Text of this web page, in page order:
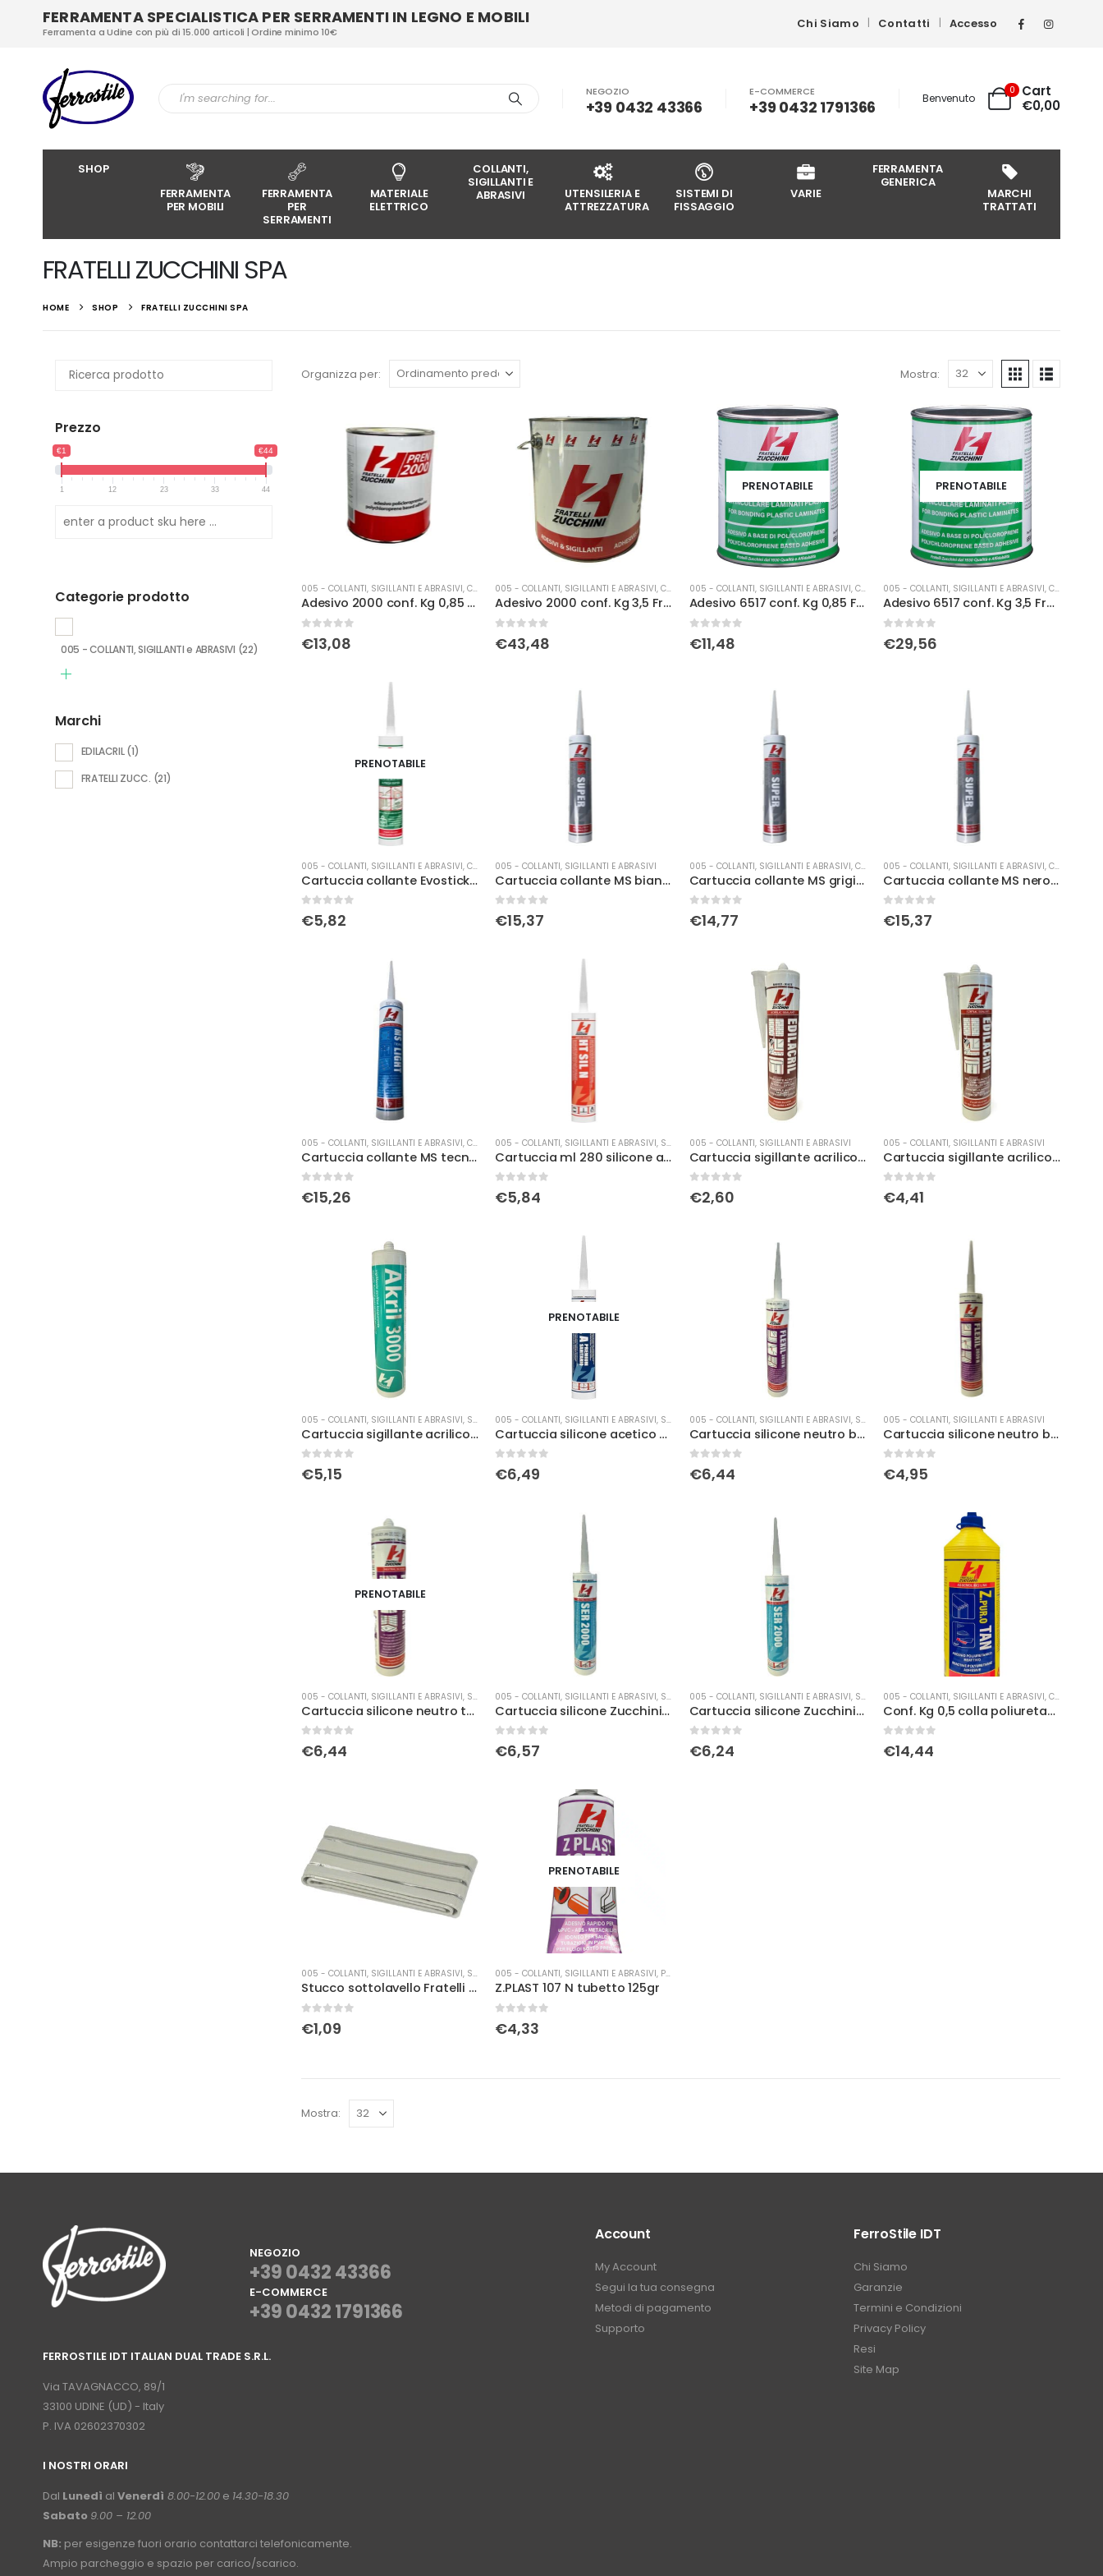
FERRAMENTA SPECIALISTICA PER SERRAMENTI IN LEGNO E MOBILI
Ferramenta a Udine con più di 15.000 articoli | Ordine minimo 10€
Chi Siamo Contatti Accesso
NEGOZIO
+39 0432 43366
E-COMMERCE
+39 0432 1791366 Benvenuto
0
Cart
€0,00
SHOP
FERRAMENTA
PER MOBILI
FERRAMENTA
PER
SERRAMENTI
MATERIALE
ELETTRICO
COLLANTI,
SIGILLANTI E
ABRASIVI
UTENSILERIA E
ATTREZZATURA
SISTEMI DI
FISSAGGIO
VARIE
FERRAMENTA
GENERICA
MARCHI
TRATTATI
FRATELLI ZUCCHINI SPA
HOME SHOP FRATELLI ZUCCHINI SPA
Organizza per: Mostra:
005 - COLLANTI, SIGILLANTI E ABRASIVI, COLLE
Adesivo 2000 conf. Kg 0,85 Fratelli Zucchini
Su 5
€13,08
005 - COLLANTI, SIGILLANTI E ABRASIVI,COLLE
Adesivo 2000 conf. Kg 3,5 Fratelli Zucchini
Su 5
€43,48
PRENOTABILE
005 - COLLANTI, SIGILLANTI E ABRASIVI, COLLE
Adesivo 6517 conf. Kg 0,85 Fratelli Zucchini
€11,48
PRENOTABILE
005 - COLLANTI, SIGILLANTI E ABRASIVI, COLLE
Adesivo 6517 conf. Kg 3,5 Fratelli Zucchini
Su 5
€29,56
PRENOTABILE
005 - COLLANTI, SIGILLANTI E ABRASIVI, COLLE
Cartuccia collante Evostick GP 36 Fratelli Zucchini
Su 5
€5,82
005 - COLLANTI, SIGILLANTI E ABRASIVI
Cartuccia collante MS bianco Fratelli Zucchini
Su 5
€15,37
005 - COLLANTI, SIGILLANTI E ABRASIVI, COLLE
Cartuccia collante MS grigio Fratelli Zucchini
Su 5
€14,77
005 - COLLANTI, SIGILLANTI E ABRASIVI, COLLE
Cartuccia collante MS nero Fratelli Zucchini
Su 5
€15,37
005 - COLLANTI, SIGILLANTI E ABRASIVI, COLLE
Cartuccia collante MS tecno light Fratelli Zucchini
Su 5
€15,26
005 - COLLANTI, SIGILLANTI E ABRASIVI, SILICONI
Cartuccia ml 280 silicone alte temperature
Su 5
€5,84
005 - COLLANTI, SIGILLANTI E ABRASIVI
Cartuccia sigillante acrilico bianco
Su 5
€2,60
005 - COLLANTI, SIGILLANTI E ABRASIVI
Cartuccia sigillante acrilico grigio
€4,41
005 - COLLANTI, SIGILLANTI E ABRASIVI, SILICONI
Cartuccia sigillante acrilico trasparent
Su 5
€5,15
PRENOTABILE
005 - COLLANTI, SIGILLANTI E ABRASIVI, SILICONI
Cartuccia silicone acetico trasparente
Su 5
€6,49
005 - COLLANTI, SIGILLANTI E ABRASIVI, SILICONI
Cartuccia silicone neutro bianco
Su 5
€6,44
005 - COLLANTI, SIGILLANTI E ABRASIVI
Cartuccia silicone neutro bianco
Su 5
€4,95
PRENOTABILE
005 - COLLANTI, SIGILLANTI E ABRASIVI, SILICONI
Cartuccia silicone neutro trasparente
Su 5
€6,44
005 - COLLANTI, SIGILLANTI E ABRASIVI, SILICONI
Cartuccia silicone Zucchini neutro noce
Su 5
€6,57
005 - COLLANTI, SIGILLANTI E ABRASIVI, SILICONI
Cartuccia silicone Zucchini neutro testa di moro
Su 5
€6,24
005 - COLLANTI, SIGILLANTI E ABRASIVI, COLLE
Conf. Kg 0,5 colla poliuretanica Pur-O-Tan Fratelli Zucchini
Su 5
€14,44
005 - COLLANTI, SIGILLANTI E ABRASIVI, STUCCO
Stucco sottolavello Fratelli Zucchini
Su 5
€1,09
PRENOTABILE
005 - COLLANTI, SIGILLANTI E ABRASIVI, PRODOTTI CHIMICI
Z.PLAST 107 N tubetto 125gr
€4,33
Mostra:
Prezzo
€1 €44
1 12 23 33 44
Categorie prodotto
005 - COLLANTI, SIGILLANTI e ABRASIVI (22)
Marchi
EDILACRIL (1)
FRATELLI ZUCC. (21)
NEGOZIO
+39 0432 43366
E-COMMERCE
+39 0432 1791366
FERROSTILE IDT ITALIAN DUAL TRADE S.R.L.
Via TAVAGNACCO, 89/1
33100 UDINE (UD) - Italy
P. IVA 02602370302
I NOSTRI ORARI
Dal Lunedì al Venerdì 8.00-12.00 e 14.30-18.30
Sabato 9.00 – 12.00
NB: per esigenze fuori orario contattarci telefonicamente.
Ampio parcheggio e spazio per carico/scarico.
Account
My Account
Segui la tua consegna
Metodi di pagamento
Supporto
FerroStile IDT
Chi Siamo
Garanzie
Termini e Condizioni
Privacy Policy
Resi
Site Map